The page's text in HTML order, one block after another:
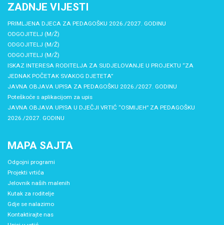
ZADNJE VIJESTI
PRIMLJENA DJECA ZA PEDAGOŠKU 2026./2027. GODINU
ODGOJITELJ (M/Ž)
ODGOJITELJ (M/Ž)
ODGOJITELJ (M/Ž)
ISKAZ INTERESA RODITELJA ZA SUDJELOVANJE U PROJEKTU “ZA
JEDNAK POČETAK SVAKOG DJETETA”
JAVNA OBJAVA UPISA ZA PEDAGOŠKU 2026./2027. GODINU
Poteškoće s aplikacijom za upis
JAVNA OBJAVA UPISA U DJEČJI VRTIĆ “OSMIJEH” ZA PEDAGOŠKU
2026./2027. GODINU
MAPA SAJTA
Odgojni programi
Projekti vrtića
Jelovnik naših malenih
Kutak za roditelje
Gdje se nalazimo
Kontaktirajte nas